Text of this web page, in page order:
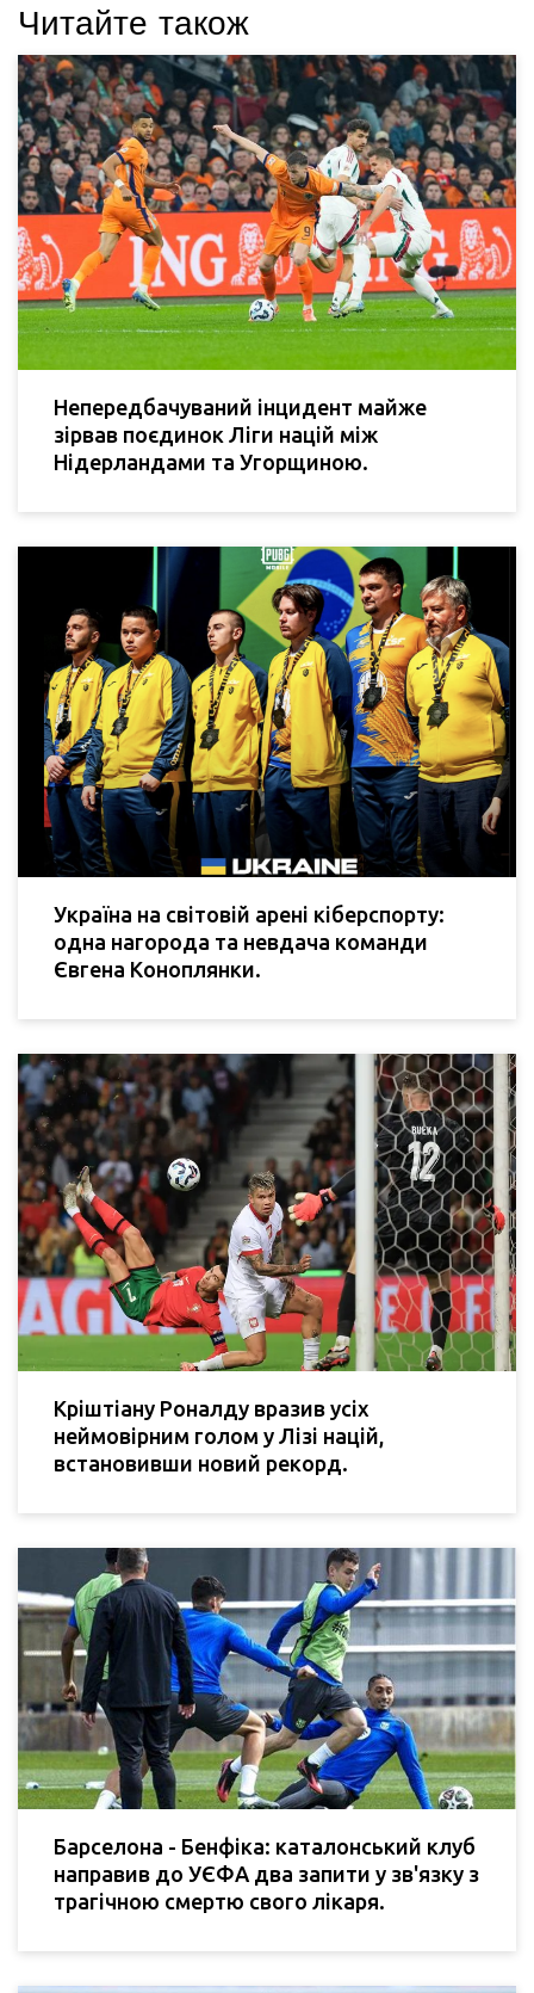
Читайте також
Непередбачуваний інцидент майже
зірвав поєдинок Ліги націй між
Нідерландами та Угорщиною.
Україна на світовій арені кіберспорту:
одна нагорода та невдача команди
Євгена Коноплянки.
Кріштіану Роналду вразив усіх
неймовірним голом у Лізі націй,
встановивши новий рекорд.
Барселона - Бенфіка: каталонський клуб
направив до УЄФА два запити у зв'язку з
трагічною смертю свого лікаря.